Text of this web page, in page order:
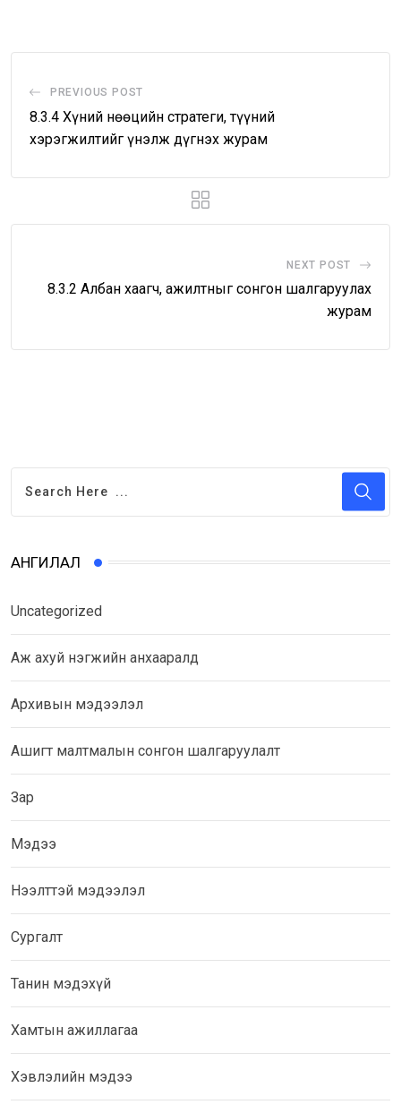
PREVIOUS POST
8.3.4 Хүний нөөцийн стратеги, түүний
хэрэгжилтийг үнэлж дүгнэх журам
NEXT POST
8.3.2 Албан хаагч, ажилтныг сонгон шалгаруулах
журам
АНГИЛАЛ
Uncategorized
Аж ахуй нэгжийн анхааралд
Архивын мэдээлэл
Ашигт малтмалын сонгон шалгаруулалт
Зар
Мэдээ
Нээлттэй мэдээлэл
Сургалт
Танин мэдэхүй
Хамтын ажиллагаа
Хэвлэлийн мэдээ